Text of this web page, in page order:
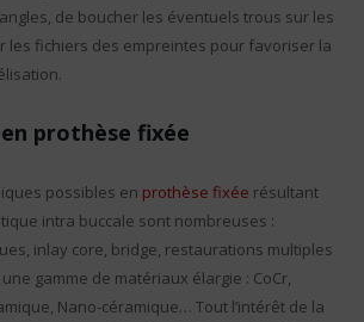
de boucher les éventuels trous sur les
les fichiers des empreintes pour favoriser la
prothèse fixée
possibles en prothèse fixée résultant
intra buccale sont nombreuses :
inlay core, bridge, restaurations multiples
gamme de matériaux élargie : CoCr,
Nano-céramique… Tout l’intérêt de la